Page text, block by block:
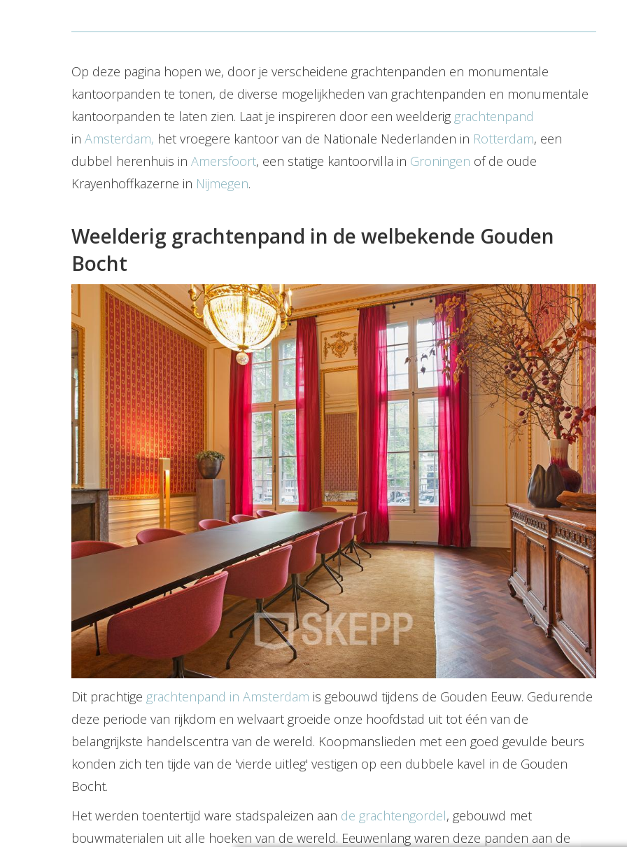
Op deze pagina hopen we, door je verscheidene grachtenpanden en monumentale
kantoorpanden te tonen, de diverse mogelijkheden van grachtenpanden en monumentale
kantoorpanden te laten zien. Laat je inspireren door een weelderig grachtenpand
in Amsterdam, het vroegere kantoor van de Nationale Nederlanden in Rotterdam, een
dubbel herenhuis in Amersfoort, een statige kantoorvilla in Groningen of de oude
Krayenhoffkazerne in Nijmegen.
Weelderig grachtenpand in de welbekende Gouden
Bocht
Dit prachtige grachtenpand in Amsterdam is gebouwd tijdens de Gouden Eeuw. Gedurende
deze periode van rijkdom en welvaart groeide onze hoofdstad uit tot één van de
belangrijkste handelscentra van de wereld. Koopmanslieden met een goed gevulde beurs
konden zich ten tijde van de 'vierde uitleg' vestigen op een dubbele kavel in de Gouden
Bocht.
Het werden toentertijd ware stadspaleizen aan de grachtengordel, gebouwd met
bouwmaterialen uit alle hoeken van de wereld. Eeuwenlang waren deze panden aan de